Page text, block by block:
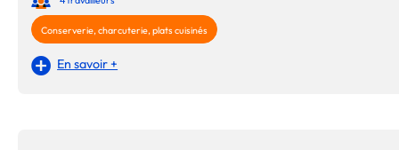
Conserverie, charcuterie, plats cuisinés
En savoir +